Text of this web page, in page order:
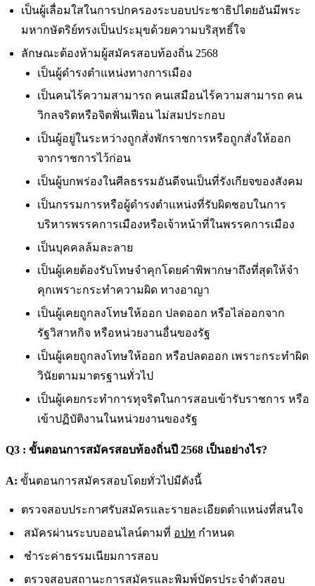
เป็นผู้เลื่อมใสในการปกครองระบอบประชาธิปไตยอันมีพระ
มหากษัตริย์ทรงเป็นประมุขด้วยความบริสุทธิ์ใจ
ลักษณะต้องห้ามผู้สมัครสอบท้องถิ่น 2568
เป็นผู้ดำรงตำแหน่งทางการเมือง
เป็นคนไร้ความสามารถ คนเสมือนไร้ความสามารถ คน
วิกลจริตหรือจิตฟั่นเฟือน ไม่สมประกอบ
เป็นผู้อยู่ในระหว่างถูกสั่งพักราชการหรือถูกสั่งให้ออก
จากราชการไว้ก่อน
เป็นผู้บกพร่องในศีลธรรมอันดีจนเป็นที่รังเกียจของสังคม
เป็นกรรมการหรือผู้ดำรงตำแหน่งที่รับผิดชอบในการ
บริหารพรรคการเมืองหรือเจ้าหน้าที่ในพรรคการเมือง
เป็นบุคคลล้มละลาย
เป็นผู้เคยต้องรับโทษจำคุกโดยคำพิพากษาถึงที่สุดให้จำ
คุกเพราะกระทำความผิด ทางอาญา
เป็นผู้เคยถูกลงโทษให้ออก ปลดออก หรือไล่ออกจาก
รัฐวิสาหกิจ หรือหน่วยงานอื่นของรัฐ
เป็นผู้เคยถูกลงโทษให้ออก หรือปลดออก เพราะกระทำผิด
วินัยตามมาตรฐานทั่วไป
เป็นผู้เคยกระทำการทุจริตในการสอบเข้ารับราชการ หรือ
เข้าปฏิบัติงานในหน่วยงานของรัฐ
Q3 : ขั้นตอนการสมัครสอบท้องถิ่นปี 2568 เป็นอย่างไร?
A: ขั้นตอนการสมัครสอบโดยทั่วไปมีดังนี้
ตรวจสอบประกาศรับสมัครและรายละเอียดตำแหน่งที่สนใจ
สมัครผ่านระบบออนไลน์ตามที่ อปท กำหนด
ชำระค่าธรรมเนียมการสอบ
ตรวจสอบสถานะการสมัครและพิมพ์บัตรประจำตัวสอบ